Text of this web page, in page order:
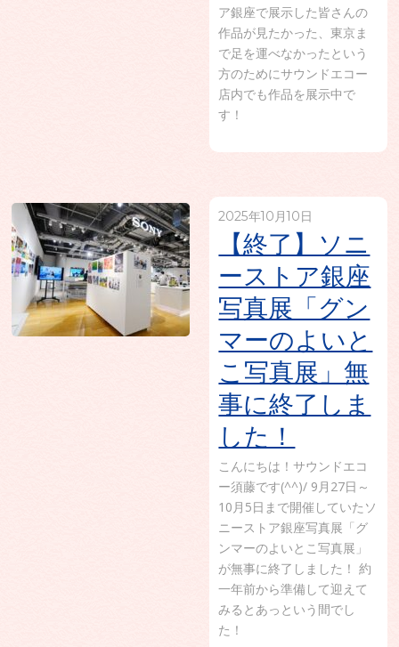
ア銀座で展示した皆さんの
作品が見たかった、東京ま
で足を運べなかったという
方のためにサウンドエコー
店内でも作品を展示中で
す！
2025年10月10日
【終了】ソニ
ーストア銀座
写真展「グン
マーのよいと
こ写真展」無
事に終了しま
した！
こんにちは！サウンドエコ
ー須藤です(^^)/ 9月27日～
10月5日まで開催していたソ
ニーストア銀座写真展「グ
ンマーのよいとこ写真展」
が無事に終了しました！ 約
一年前から準備して迎えて
みるとあっという間でし
た！